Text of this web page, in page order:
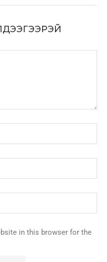
in this browser for the